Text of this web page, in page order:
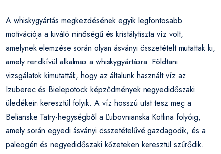
A whiskygyártás megkezdésének egyik legfontosabb
motivációja a kiváló minőségű és kristálytiszta víz volt,
amelynek elemzése során olyan ásványi összetételt mutattak ki,
amely rendkívül alkalmas a whiskygyártásra. Földtani
vizsgálatok kimutatták, hogy az általunk használt víz az
Izuberec és Bielepotock képződmények negyedidőszaki
üledékein keresztül folyik. A víz hosszú utat tesz meg a
Belianske Tatry-hegységből a Ľubovnianska Kotlina folyóig,
amely során egyedi ásványi összetételűvé gazdagodik, és a
paleogén és negyedidőszaki kőzeteken keresztül szűrődik.